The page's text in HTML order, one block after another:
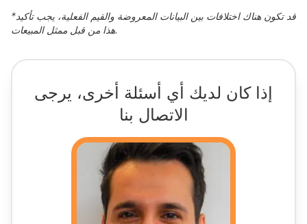
*قد تكون هناك اختلافات بين البيانات المعروضة والقيم الفعلية، يجب تأكيد
هذا من قبل ممثل المبيعات.
إذا كان لديك أي أسئلة أخرى، يرجى
الاتصال بنا